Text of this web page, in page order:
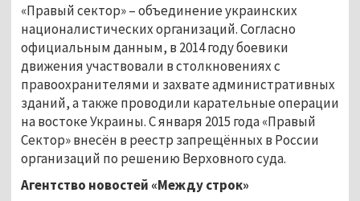
«Правый сектор» – объединение украинских
националистических организаций. Согласно
официальным данным, в 2014 году боевики
движения участвовали в столкновениях с
правоохранителями и захвате административных
зданий, а также проводили карательные операции
на востоке Украины. С января 2015 года «Правый
Сектор» внесён в реестр запрещённых в России
организаций по решению Верховного суда.
Агентство новостей «Между строк»